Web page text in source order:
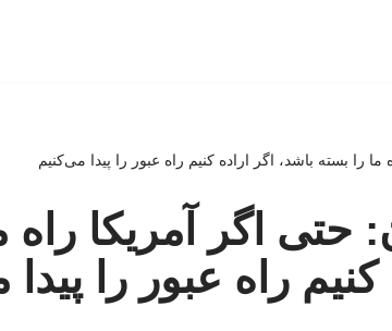
را بسته باشد، اگر اراده کنیم راه عبور را پیدا می‌کنیم
حتی اگر آمریکا راه
کنیم راه عبور را